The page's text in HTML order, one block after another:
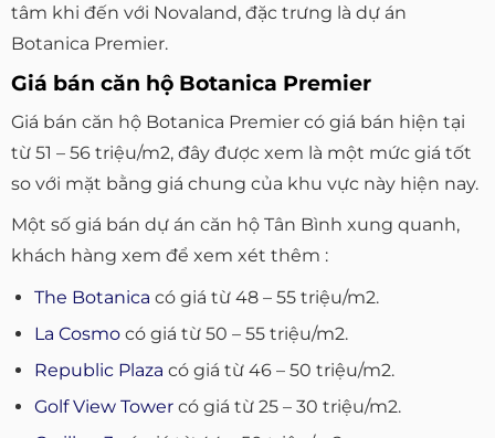
tâm khi đến với Novaland, đặc trưng là dự án
Botanica Premier.
Giá bán căn hộ Botanica Premier
Giá bán căn hộ Botanica Premier có giá bán hiện tại
từ 51 – 56 triệu/m2, đây được xem là một mức giá tốt
so với mặt bằng giá chung của khu vực này hiện nay.
Một số giá bán dự án căn hộ Tân Bình xung quanh,
khách hàng xem để xem xét thêm :
The Botanica có giá từ 48 – 55 triệu/m2.
La Cosmocó giá từ 50 – 55 triệu/m2.
Republic Plaza có giá từ 46 – 50 triệu/m2.
Golf View Towercó giá từ 25 – 30 triệu/m2.